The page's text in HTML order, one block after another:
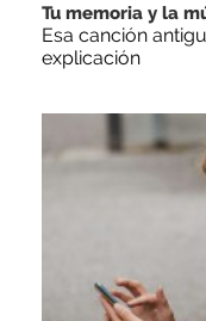
Tu memoria y la
Esa canción
explicación